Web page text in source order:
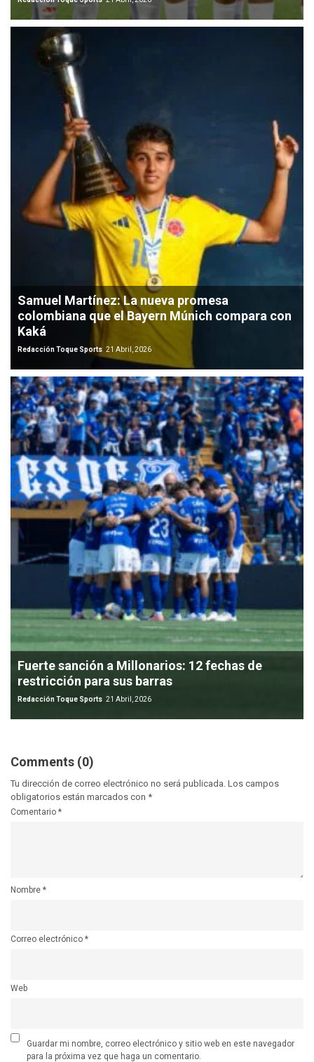
Samuel Martínez: La nueva promesa
colombiana que el Bayern Múnich compara con
Kaká
Redacción Toque Sports 21 Abril, 2026
Fuerte sanción a Millonarios: 12 fechas de
restricción para sus barras
Redacción Toque Sports 21 Abril, 2026
Comments (0)
Tu dirección de correo electrónico no será publicada. Los campos
obligatorios están marcados con *
Comentario *
Nombre *
Correo electrónico *
Web
Guardar mi nombre, correo electrónico y sitio web en este navegador
para la próxima vez que haga un comentario.